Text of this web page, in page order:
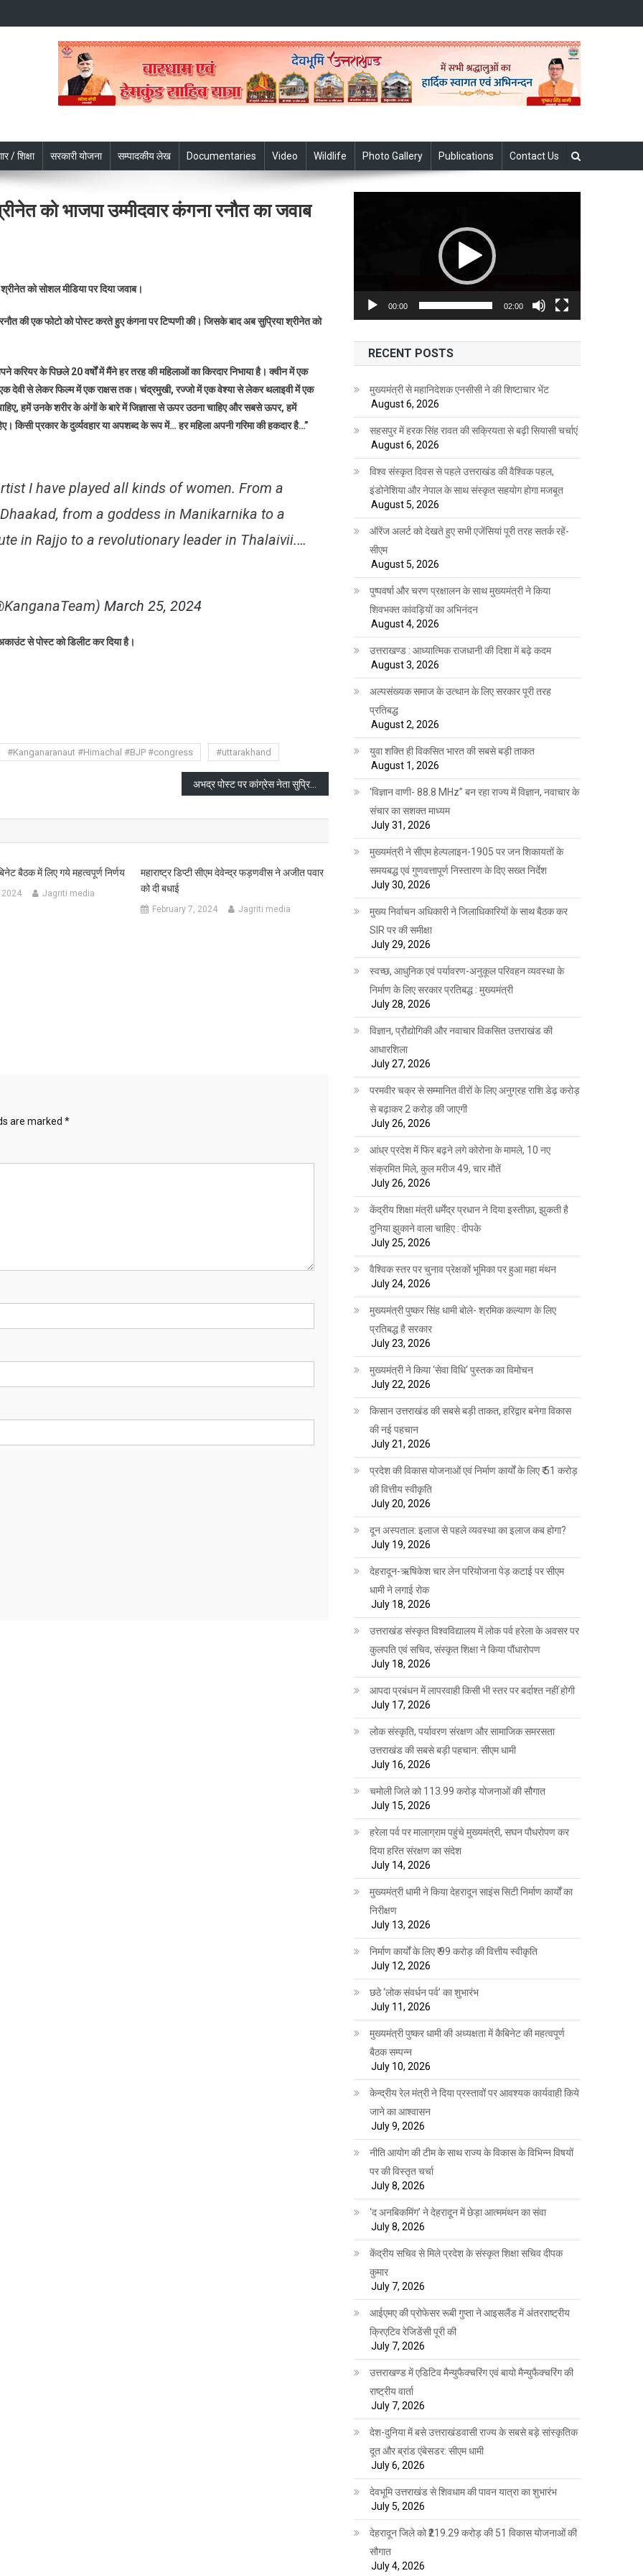
/ शिक्षा सरकारी योजना सम्पादकीय लेख Documentaries Video Wildlife Photo Gallery Publications Contact Us
को भाजपा उम्मीदवार कंगना रनौत का जवाब
को सोशल मीडिया पर दिया जवाब।
की एक फोटो को पोस्ट करते हुए कंगना पर टिप्पणी की। जिसके बाद अब सुप्रिया श्रीनेत को
के पिछले 20 वर्षों में मैंने हर तरह की महिलाओं का किरदार निभाया है। क्वीन में एक
देवी से लेकर फिल्म में एक राक्षस तक। चंद्रमुखी, रज्जो में एक वेश्या से लेकर थलाइवी में एक
हमें उनके शरीर के अंगों के बारे में जिज्ञासा से ऊपर उठना चाहिए और सबसे ऊपर, हमें
किसी प्रकार के दुर्व्यवहार या अपशब्द के रूप में… हर महिला अपनी गरिमा की हकदार है…”
I have played all kinds of women. From a
from a goddess in Manikarnika to a
in Rajjo to a revolutionary leader in Thalaivii.…
March 25, 2024
से पोस्ट को डिलीट कर दिया है।
#Kanganaranaut #Himachal #BJP #congress #uttarakhand
अभद्र पोस्ट पर कांग्रेस नेता सुप्रिया श्रीनेत की सफाई तो केंद्रीय मंत्री स्मृति ईरानी का पलटवार
बैठक में लिए गये महत्वपूर्ण निर्णय
Jagriti media
महाराष्ट्र डिप्टी सीएम देवेन्द्र फड़णवीस ने अजीत पवार
को दी बधाई
February 7, 2024 Jagriti media
are marked *
00:00 02:00
RECENT POSTS
मुख्यमंत्री से महानिदेशक एनसीसी ने की शिष्टाचार भेंट
August 6, 2026
सहसपुर में हरक सिंह रावत की सक्रियता से बढ़ी सियासी चर्चाएं
August 6, 2026
विश्व संस्कृत दिवस से पहले उत्तराखंड की वैश्विक पहल,
इंडोनेशिया और नेपाल के साथ संस्कृत सहयोग होगा मजबूत
August 5, 2026
ऑरेंज अलर्ट को देखते हुए सभी एजेंसियां पूरी तरह सतर्क रहें-
सीएम
August 5, 2026
पुष्पवर्षा और चरण प्रक्षालन के साथ मुख्यमंत्री ने किया
शिवभक्त कांवड़ियों का अभिनंदन
August 4, 2026
उत्तराखण्ड : आध्यात्मिक राजधानी की दिशा में बढ़े कदम
August 3, 2026
अल्पसंख्यक समाज के उत्थान के लिए सरकार पूरी तरह
प्रतिबद्ध
August 2, 2026
युवा शक्ति ही विकसित भारत की सबसे बड़ी ताकत
August 1, 2026
‘विज्ञान वाणी- 88.8 MHz” बन रहा राज्य में विज्ञान, नवाचार के
संचार का सशक्त माध्यम
July 31, 2026
मुख्यमंत्री ने सीएम हेल्पलाइन-1905 पर जन शिकायतों के
समयबद्ध एवं गुणवत्तापूर्ण निस्तारण के दिए सख्त निर्देश
July 30, 2026
मुख्य निर्वाचन अधिकारी ने जिलाधिकारियों के साथ बैठक कर
SIR पर की समीक्षा
July 29, 2026
स्वच्छ, आधुनिक एवं पर्यावरण-अनुकूल परिवहन व्यवस्था के
निर्माण के लिए सरकार प्रतिबद्ध : मुख्यमंत्री
July 28, 2026
विज्ञान, प्रौद्योगिकी और नवाचार विकसित उत्तराखंड की
आधारशिला
July 27, 2026
परमवीर चक्र से सम्मानित वीरों के लिए अनुग्रह राशि डेढ़ करोड़
से बढ़ाकर 2 करोड़ की जाएगी
July 26, 2026
आंध्र प्रदेश में फिर बढ़ने लगे कोरोना के मामले, 10 नए
संक्रमित मिले, कुल मरीज 49, चार मौतें
July 26, 2026
केंद्रीय शिक्षा मंत्री धर्मेंद्र प्रधान ने दिया इस्तीफ़ा, झुकती है
दुनिया झुकाने वाला चाहिए : दीपके
July 25, 2026
वैश्विक स्तर पर चुनाव प्रेक्षकों भूमिका पर हुआ महा मंथन
July 24, 2026
मुख्यमंत्री पुष्कर सिंह धामी बोले- श्रमिक कल्याण के लिए
प्रतिबद्ध है सरकार
July 23, 2026
मुख्यमंत्री ने किया ‘सेवा विधि‘ पुस्तक का विमोचन
July 22, 2026
किसान उत्तराखंड की सबसे बड़ी ताकत, हरिद्वार बनेगा विकास
की नई पहचान
July 21, 2026
प्रदेश की विकास योजनाओं एवं निर्माण कार्यों के लिए ₹ 51 करोड़
की वित्तीय स्वीकृति
July 20, 2026
दून अस्पताल: इलाज से पहले व्यवस्था का इलाज कब होगा?
July 19, 2026
देहरादून-ऋषिकेश चार लेन परियोजना पेड़ कटाई पर सीएम
धामी ने लगाई रोक
July 18, 2026
उत्तराखंड संस्कृत विश्वविद्यालय में लोक पर्व हरेला के अवसर पर
कुलपति एवं सचिव, संस्कृत शिक्षा ने किया पौंधारोपण
July 18, 2026
आपदा प्रबंधन में लापरवाही किसी भी स्तर पर बर्दाश्त नहीं होगी
July 17, 2026
लोक संस्कृति, पर्यावरण संरक्षण और सामाजिक समरसता
उत्तराखंड की सबसे बड़ी पहचान: सीएम धामी
July 16, 2026
चमोली जिले को 113.99 करोड़ योजनाओं की सौगात
July 15, 2026
हरेला पर्व पर मालाग्राम पहुंचे मुख्यमंत्री, सघन पौधरोपण कर
दिया हरित संरक्षण का संदेश
July 14, 2026
मुख्यमंत्री धामी ने किया देहरादून साइंस सिटी निर्माण कार्यों का
निरीक्षण
July 13, 2026
निर्माण कार्यों के लिए ₹ 99 करोड़ की वित्तीय स्वीकृति
July 12, 2026
छठे ‘लोक संवर्धन पर्व’ का शुभारंभ
July 11, 2026
मुख्यमंत्री पुष्कर धामी की अध्यक्षता में कैबिनेट की महत्वपूर्ण
बैठक सम्पन्न
July 10, 2026
केन्द्रीय रेल मंत्री ने दिया प्रस्तावों पर आवश्यक कार्यवाही किये
जाने का आश्वासन
July 9, 2026
नीति आयोग की टीम के साथ राज्य के विकास के विभिन्न विषयों
पर की विस्तृत चर्चा
July 8, 2026
‘द अनबिकमिंग’ ने देहरादून में छेड़ा आत्ममंथन का संवा
July 8, 2026
केंद्रीय सचिव से मिले प्रदेश के संस्कृत शिक्षा सचिव दीपक
कुमार
July 7, 2026
आईएमए की प्रोफेसर रूबी गुप्ता ने आइसलैंड में अंतरराष्ट्रीय
क्रिएटिव रेजिडेंसी पूरी की
July 7, 2026
उत्तराखण्ड में एडिटिव मैन्युफैक्चरिंग एवं बायो मैन्युफैक्चरिंग की
राष्ट्रीय वार्ता
July 7, 2026
देश-दुनिया में बसे उत्तराखंडवासी राज्य के सबसे बड़े सांस्कृतिक
दूत और ब्रांड एंबेसडर: सीएम धामी
July 6, 2026
देवभूमि उत्तराखंड से शिवधाम की पावन यात्रा का शुभारंभ
July 5, 2026
देहरादून जिले को ₹219.29 करोड़ की 51 विकास योजनाओं की
सौगात
July 4, 2026